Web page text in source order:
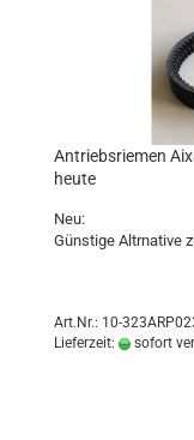
Antriebsriemen
heute
Neu:
Günstige Altrnative
Art.Nr.: 10-
Lieferzeit:
sofort